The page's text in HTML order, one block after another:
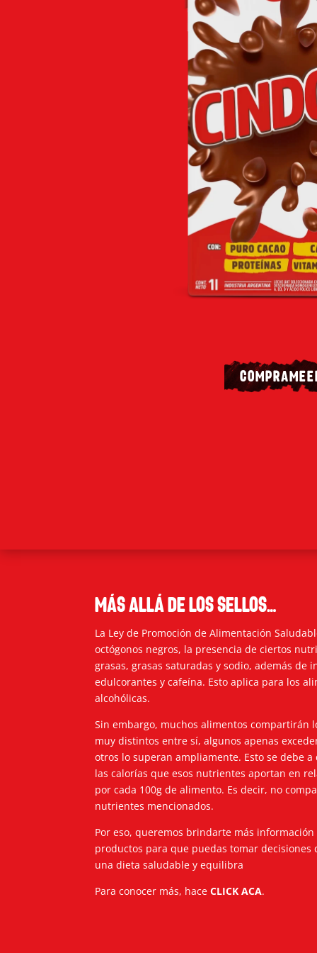
MÁS ALLÁ DE LOS SELLOS…
La Ley de Promoción de Alimentación
octógonos negros, la presencia de ciertos
grasas, grasas saturadas y sodio, además de
edulcorantes y cafeína. Esto aplica para los
alcohólicas.
Sin embargo, muchos alimentos compartirán
muy distintos entre sí, algunos apenas
otros lo superan ampliamente. Esto se debe
las calorías que esos nutrientes aportan en
por cada 100g de alimento. Es decir, no
nutrientes mencionados.
Por eso, queremos brindarte más
productos para que puedas tomar
una dieta saludable y equilibra
Para conocer más, hace CLICK ACA.